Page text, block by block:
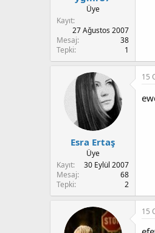
Üye
Kayıt
27 Ağustos 2007
Mesaj
38
Tepki
1
Esra Ertaş
Üye
Kayıt
30 Eylül 2007
Mesaj
68
Tepki
2
15
15